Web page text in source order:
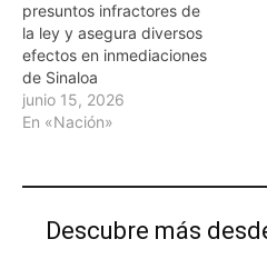
presuntos infractores de
la ley y asegura diversos
efectos en inmediaciones
de Sinaloa
junio 15, 2026
En «Nación»
Descubre más